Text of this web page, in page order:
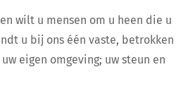
wilt u mensen om u heen die u
u bij ons één vaste, betrokken
eigen omgeving; uw steun en